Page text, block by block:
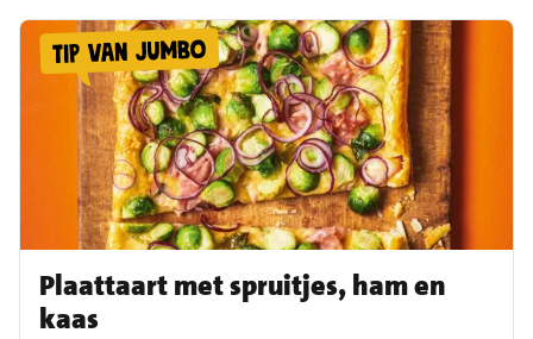
Plaattaart met spruitjes, ham en
kaas